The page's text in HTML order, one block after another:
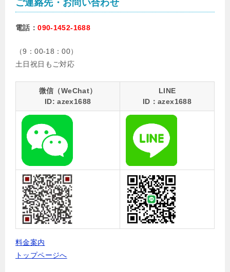
ご連絡先・お問い合わせ
電話：090-1452-1688
（9：00-18：00）
土日祝日もご対応
微信（WeChat）
ID: azex1688
LINE
ID：azex1688
料金案内
トップページへ